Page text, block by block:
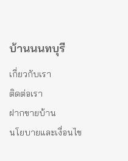
บ้านนนทบุรี
เกี่ยวกับเรา
ติดต่อเรา
ฝากขายบ้าน
นโยบายและเงื่อนไข